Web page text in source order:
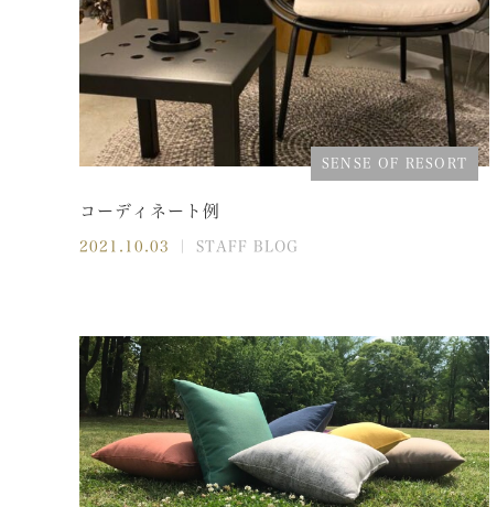
SENSE OF RESORT
コーディネート例
2021.10.03 ｜ STAFF BLOG